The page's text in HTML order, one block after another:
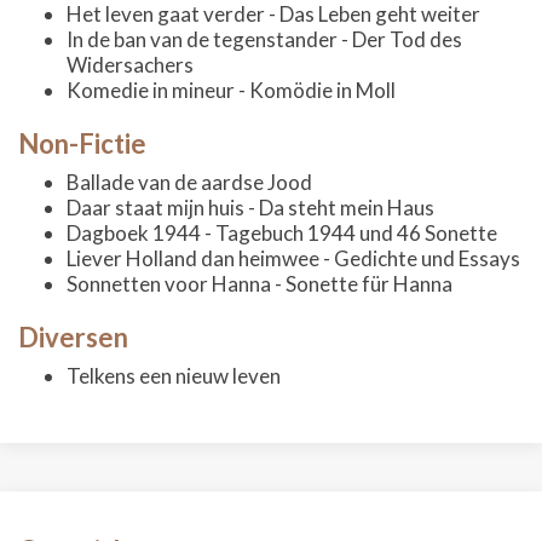
Het leven gaat verder - Das Leben geht weiter
In de ban van de tegenstander - Der Tod des
Widersachers
Komedie in mineur - Komödie in Moll
Non-Fictie
Ballade van de aardse Jood
Daar staat mijn huis - Da steht mein Haus
Dagboek 1944 - Tagebuch 1944 und 46 Sonette
Liever Holland dan heimwee - Gedichte und Essays
Sonnetten voor Hanna - Sonette für Hanna
Diversen
Telkens een nieuw leven